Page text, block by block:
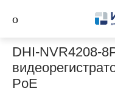
DHI-NVR4208-
PoE